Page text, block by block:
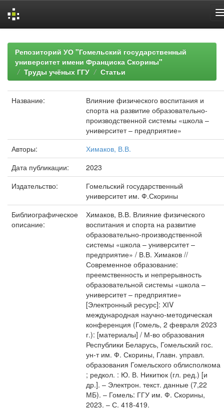
navigationРепозиторий УО "Гомельский государственный
университет имени Франциска Скорины"
Труды учёных ГГУ
Статьи
Название:
Влияние физического воспитания и
спорта на развитие образовательно-
производственной системы «школа –
университет – предприятие»
Авторы:
Химаков, В.В.
Дата публикации:
2023
Издательство:
Гомельский государственный
университет им. Ф.Скорины
Библиографическое
описание:
Химаков, В.В. Влияние физического
воспитания и спорта на развитие
образовательно-производственной
системы «школа – университет –
предприятие» / В.В. Химаков //
Современное образование:
преемственность и непрерывность
образовательной системы «школа –
университет – предприятие»
[Электронный ресурс]: ХІV
международная научно-методическая
конференция (Гомель, 2 февраля 2023
г.): [материалы] / М-во образования
Республики Беларусь, Гомельский гос.
ун-т им. Ф. Скорины, Главн. управл.
образования Гомельского облисполкома
; редкол. : Ю. В. Никитюк (гл. ред.) [и
др.]. – Электрон. текст. данные (7,22
МБ). – Гомель: ГГУ им. Ф. Скорины,
2023. – С. 418-419.